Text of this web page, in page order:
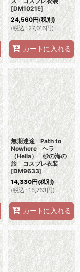
[DM10219]
24,560円(税別)
(税込: 27,016円)
カートに入れる
無期迷途 Path to
Nowhere ヘラ
（Hella） 砂の海の
旅 コスプレ衣装
[DM9633]
14,330円(税別)
(税込: 15,763円)
カートに入れる